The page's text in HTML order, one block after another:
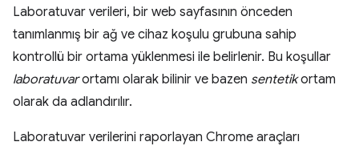
Laboratuvar verileri, bir web sayfasının önceden
tanımlanmış bir ağ ve cihaz koşulu grubuna sahip
kontrollü bir ortama yüklenmesi ile belirlenir. Bu koşullar
laboratuvarortamı olarak bilinir ve bazen sentetikortam
olarak da adlandırılır.
Laboratuvar verilerini raporlayan Chrome araçları